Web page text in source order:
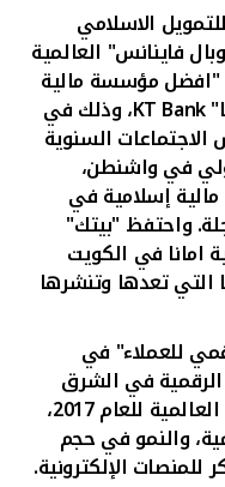
الاسلامي
فاينانس" العالمية
وجائزة "افضل مؤسسة مالية
KT Bank، وذلك في
السنوية
في واشنطن،
إسلامية في
واحتفظ "بيتك"
امانا في الكويت
التي تعدها وتنشرها
للعملاء" في
في الشرق
الاوسط من مجلة "غلوبل فاينانس" العالمية للعام 2017،
والنمو في حجم
للمنصات الإلكترونية.